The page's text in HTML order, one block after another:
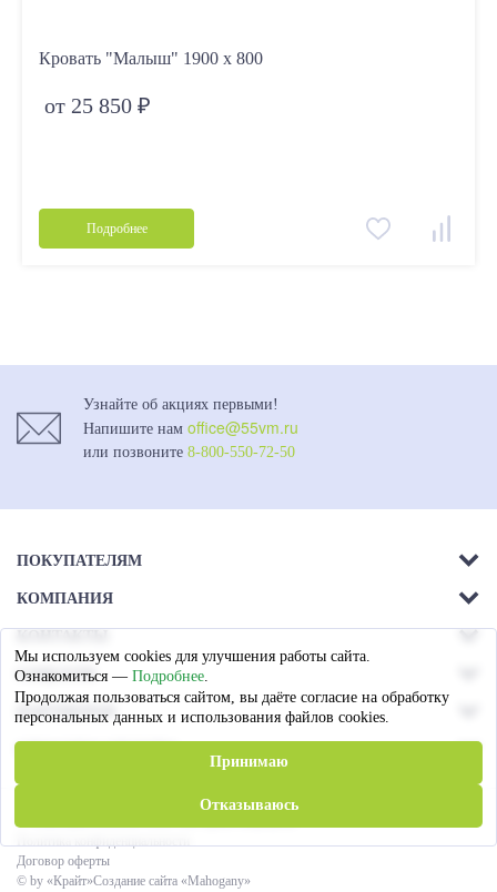
Кровать "Малыш" 1900 х 800
от 25 850 ₽
Подробнее
Узнайте об акциях первыми!
Напишите нам office@55vm.ru
или позвоните 8-800-550-72-50
ПОКУПАТЕЛЯМ
Акции
Доставка
Оплата
КОМПАНИЯ
Магазины
г. Омск.
Ул. 26-я Северная - 13а,
лит А
Пн. — Пт. c 09:00 до 17:00
office@55vm.ru
СОЦСЕТИ
ПАРТНЕРАМ
Договор оферты
© by «Крайт»Создание сайта «Mahogany»
Мы используем cookies для улучшения работы сайта.
Ознакомиться — Подробнее.
Продолжая пользоваться сайтом, вы даёте согласие на обработку
персональных данных и использования файлов cookies.
Принимаю
Отказываюсь